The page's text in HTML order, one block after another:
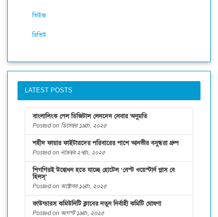
ভিউজ
রিভিউ
LATEST POSTS
বাংলালিংক পেল ডিজিটাল লেনদেন সেবার অনুমতি
Posted on ডিসেম্বর ১৯th, ২০২৫
শহীদ ফায়ার ফাইটারদের পরিবারের পাশে আনভীর বসুন্ধরা গ্রুপ
Posted on নভেম্বর ২৭th, ২০২৫
শিগগিরই উদ্বোধন হতে যাচ্ছে হোটেল ‘বেস্ট ওয়েস্টার্ন প্লাস বে
হিলস্’
Posted on অক্টোবর ১৬th, ২০২৫
ফাউন্ডারস কমিউনিটি ক্লাবের নতুন নির্বাহী কমিটি ঘোষণা
Posted on আগস্ট ১৯th, ২০২৫